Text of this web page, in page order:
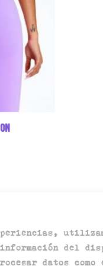
del
datos como